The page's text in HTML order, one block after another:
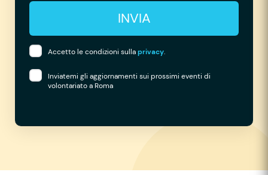
INVIA
Accetto le condizioni sullaprivacy.
Inviatemi gli aggiornamenti sui prossimi eventi di
volontariato a Roma